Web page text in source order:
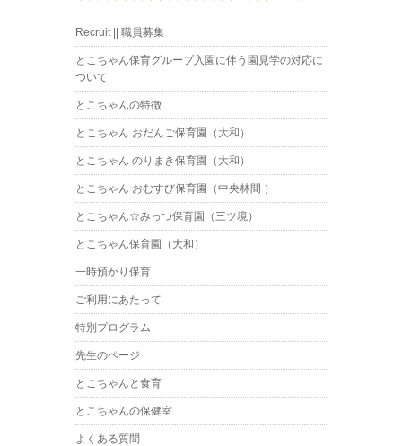
Recruit || 職員募集
とこちゃん保育グループ入園に伴う園見学の対応に
ついて
とこちゃんの特徴
とこちゃん おだんご保育園（大和）
とこちゃん のりまき保育園（大和）
とこちゃん おむすび保育園（中央林間 ）
とこちゃん☆みっつ保育園（三ツ境）
とこちゃん保育園（大和）
一時預かり保育
ご利用にあたって
特別プログラム
先生のページ
とこちゃんと食育
とこちゃんの保健室
よくある質問